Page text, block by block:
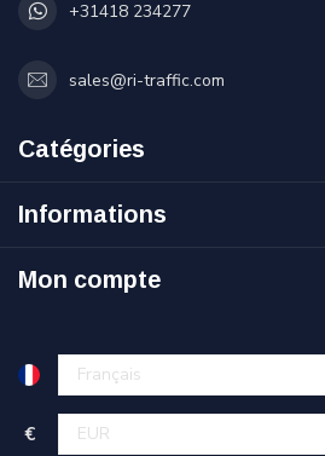
+31418 234277
sales@ri-traffic.com
Catégories
Informations
Mon compte
€